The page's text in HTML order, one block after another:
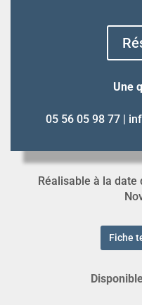
Une
05 56 05 98 77 |
Réalisable à la date
Fiche